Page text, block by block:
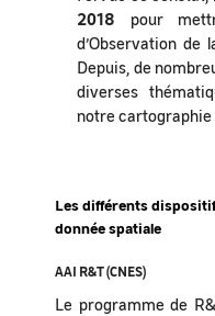
2018 pour
d’Observation de
Depuis, de
diverses
notre cartographie
Les différents
donnée spatiale
AAI R&T (CNES)
Le programme de